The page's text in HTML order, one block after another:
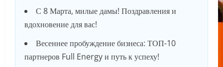
С 8 Марта, милые дамы! Поздравления и
вдохновение для вас!
Весеннее пробуждение бизнеса: ТОП-10
партнеров Full Energy и путь к успеху!